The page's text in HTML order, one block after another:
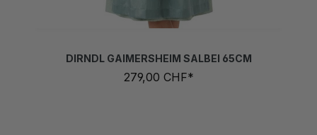
279,00 CHF*